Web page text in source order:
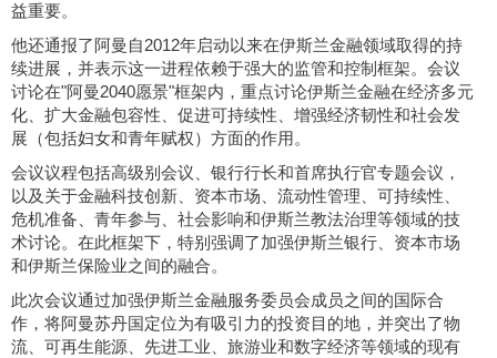
益重要。
他还通报了阿曼自2012年启动以来在伊斯兰金融领域取得的持
续进展，并表示这一进程依赖于强大的监管和控制框架。会议
讨论在"阿曼2040愿景"框架内，重点讨论伊斯兰金融在经济多元
化、扩大金融包容性、促进可持续性、增强经济韧性和社会发
展（包括妇女和青年赋权）方面的作用。
会议议程包括高级别会议、银行行长和首席执行官专题会议，
以及关于金融科技创新、资本市场、流动性管理、可持续性、
危机准备、青年参与、社会影响和伊斯兰教法治理等领域的技
术讨论。在此框架下，特别强调了加强伊斯兰银行、资本市场
和伊斯兰保险业之间的融合。
此次会议通过加强伊斯兰金融服务委员会成员之间的国际合
作，将阿曼苏丹国定位为有吸引力的投资目的地，并突出了物
流、可再生能源、先进工业、旅游业和数字经济等领域的现有